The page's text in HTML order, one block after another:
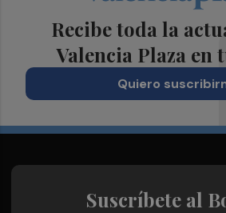
Recibe toda la
Valencia Plaza en
Quiero
Suscríbete al